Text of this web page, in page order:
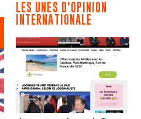
LES UNES D'OPINION
INTERNATIONALE